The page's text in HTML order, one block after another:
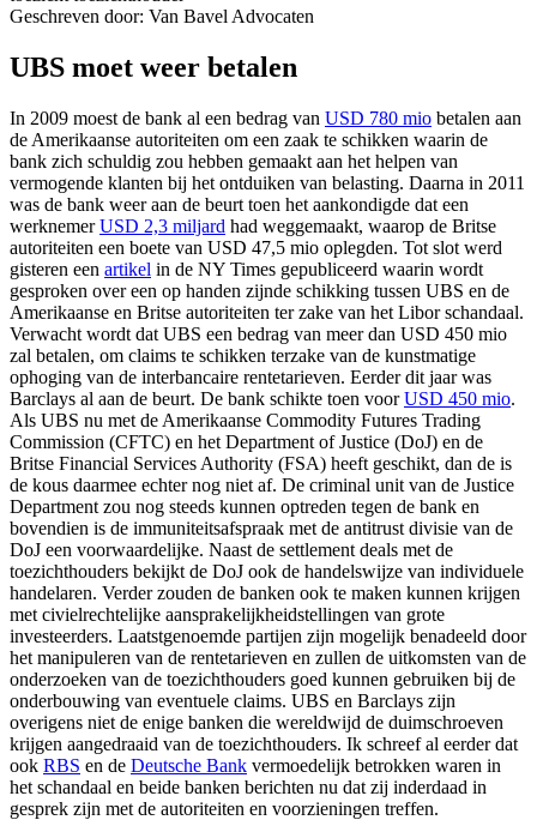
Geschreven door: Van Bavel Advocaten
UBS moet weer betalen
In 2009 moest de bank al een bedrag van USD 780 mio betalen aan
de Amerikaanse autoriteiten om een zaak te schikken waarin de
bank zich schuldig zou hebben gemaakt aan het helpen van
vermogende klanten bij het ontduiken van belasting. Daarna in 2011
was de bank weer aan de beurt toen het aankondigde dat een
werknemerUSD 2,3 miljard had weggemaakt, waarop de Britse
autoriteiten een boete van USD 47,5 mio oplegden. Tot slot werd
gisteren een artikel in de NY Times gepubliceerd waarin wordt
gesproken over een op handen zijnde schikking tussen UBS en de
Amerikaanse en Britse autoriteiten ter zake van het Libor schandaal.
Verwacht wordt dat UBS een bedrag van meer dan USD 450 mio
zal betalen, om claims te schikken terzake van de kunstmatige
ophoging van de interbancaire rentetarieven. Eerder dit jaar was
Barclays al aan de beurt. De bank schikte toen voorUSD 450 mio.
Als UBS nu met de Amerikaanse Commodity Futures Trading
Commission (CFTC) en het Department of Justice (DoJ) en de
Britse Financial Services Authority (FSA) heeft geschikt, dan de is
de kous daarmee echter nog niet af. De criminal unit van de Justice
Department zou nog steeds kunnen optreden tegen de bank en
bovendien is de immuniteitsafspraak met de antitrust divisie van de
DoJ een voorwaardelijke. Naast de settlement deals met de
toezichthouders bekijkt de DoJ ook de handelswijze van individuele
handelaren. Verder zouden de banken ook te maken kunnen krijgen
met civielrechtelijke aansprakelijkheidstellingen van grote
investeerders. Laatstgenoemde partijen zijn mogelijk benadeeld door
het manipuleren van de rentetarieven en zullen de uitkomsten van de
onderzoeken van de toezichthouders goed kunnen gebruiken bij de
onderbouwing van eventuele claims. UBS en Barclays zijn
overigens niet de enige banken die wereldwijd de duimschroeven
krijgen aangedraaid van de toezichthouders. Ik schreef al eerder dat
ook RBS en de Deutsche Bank vermoedelijk betrokken waren in
het schandaal en beide banken berichten nu dat zij inderdaad in
gesprek zijn met de autoriteiten en voorzieningen treffen.